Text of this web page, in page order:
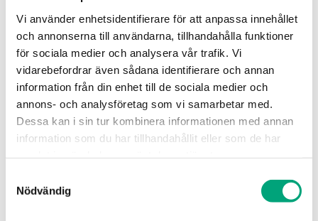
Vi använder enhetsidentifierare för att anpassa innehållet
och annonserna till användarna, tillhandahålla funktioner
för sociala medier och analysera vår trafik. Vi
vidarebefordrar även sådana identifierare och annan
information från din enhet till de sociala medier och
annons- och analysföretag som vi samarbetar med.
Dessa kan i sin tur kombinera informationen med annan
information som du har tillhandahållit eller som de har
Nödvändig
REGIN